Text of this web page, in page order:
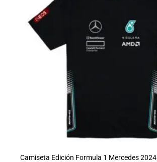
Camiseta Edición Formula 1 Mercedes 2024
hasta
$80.000